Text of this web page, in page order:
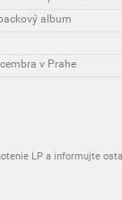
album
v Prahe
LP a informujte